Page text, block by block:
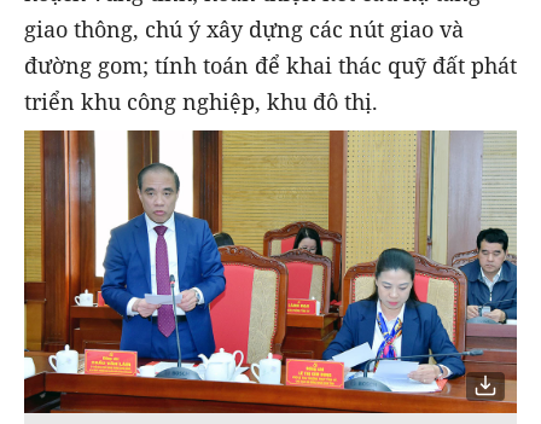
giao thông, chú ý xây dựng các nút giao và
đường gom; tính toán để khai thác quỹ đất phát
triển khu công nghiệp, khu đô thị.